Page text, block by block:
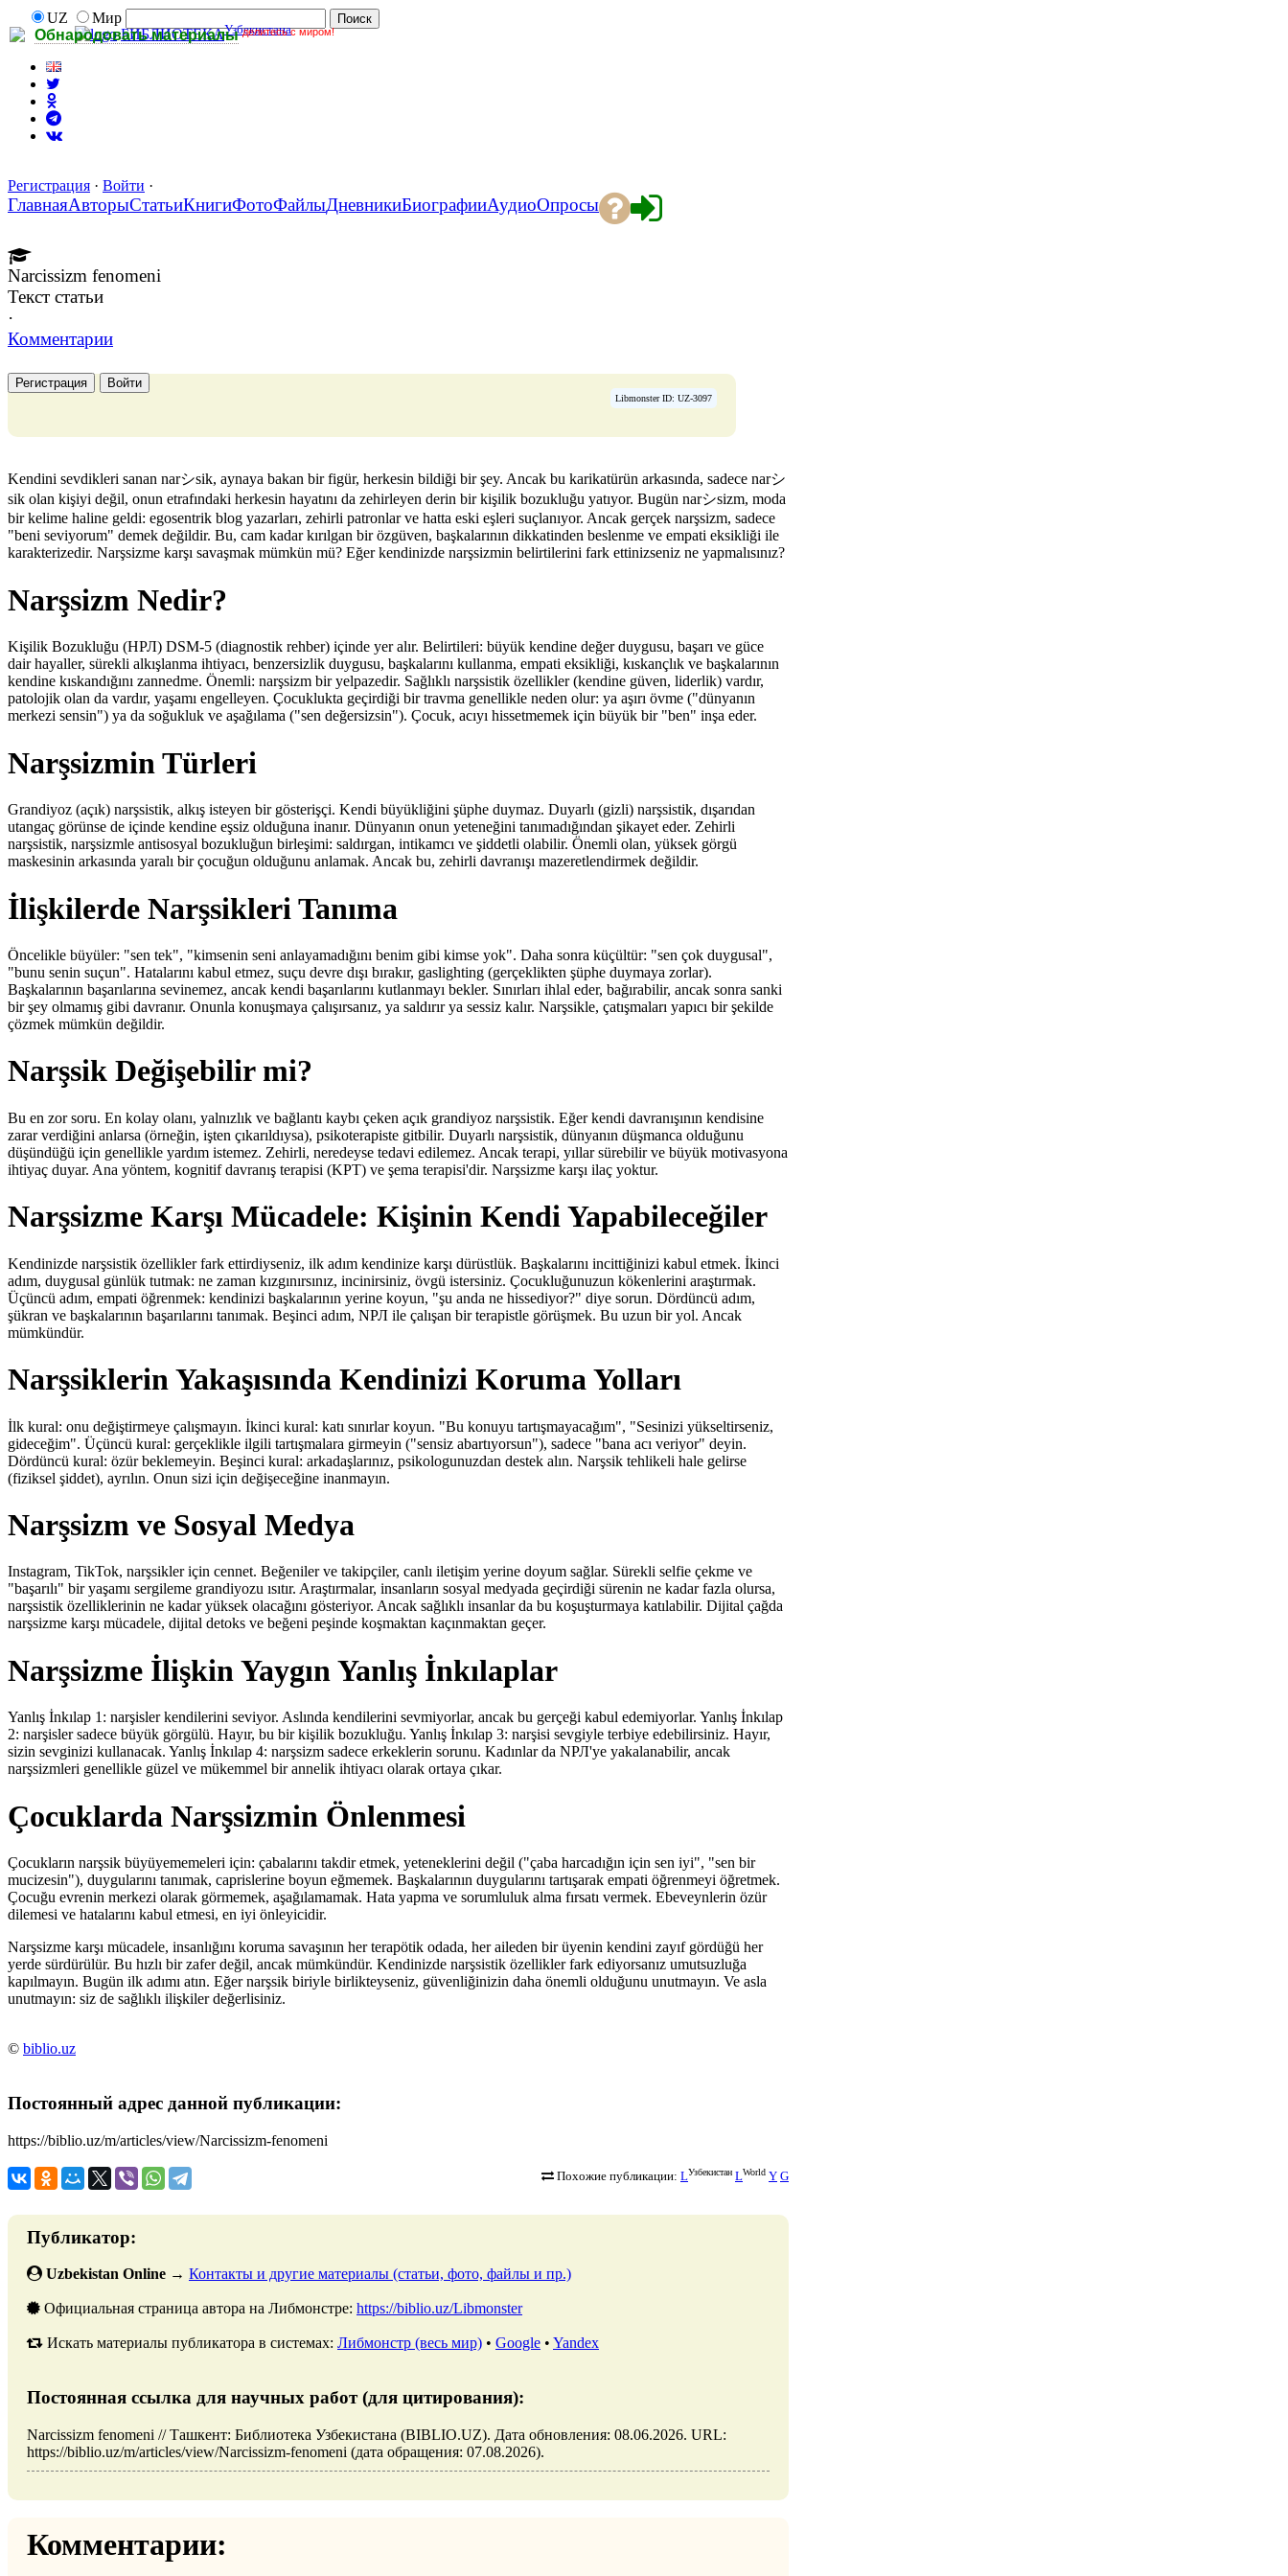
Обнародовать материалы делитесь с миром!
UZ
Мир
БИБЛИОТЕКАУзбекистана
Регистрация · Войти ·
ГлавнаяАвторыСтатьиКнигиФотоФайлыДневникиБиографииАудиоОпросы
Narcissizm fenomeni
Текст статьи
·
Комментарии
Регистрация Войти
Libmonster ID: UZ-3097
Kendini sevdikleri sanan narシsik, aynaya bakan bir figür, herkesin bildiği bir şey. Ancak bu karikatürün arkasında, sadece narシ
sik olan kişiyi değil, onun etrafındaki herkesin hayatını da zehirleyen derin bir kişilik bozukluğu yatıyor. Bugün narシsizm, modа
bir kelime haline geldi: egosentrik blog yazarları, zehirli patronlar ve hatta eski eşleri suçlanıyor. Ancak gerçek narşsizm, sadece
"beni seviyorum" demek değildir. Bu, cam kadar kırılgan bir özgüven, başkalarının dikkatinden beslenme ve empati eksikliği ile
karakterizedir. Narşsizme karşı savaşmak mümkün mü? Eğer kendinizde narşsizmin belirtilerini fark ettinizseniz ne yapmalısınız?
Narşsizm Nedir?
Kişilik Bozukluğu (НРЛ) DSM-5 (diagnostik rehber) içinde yer alır. Belirtileri: büyük kendine değer duygusu, başarı ve güce
dair hayaller, sürekli alkışlanma ihtiyacı, benzersizlik duygusu, başkalarını kullanma, empati eksikliği, kıskançlık ve başkalarının
kendine kıskandığını zannedme. Önemli: narşsizm bir yelpazedir. Sağlıklı narşsistik özellikler (kendine güven, liderlik) vardır,
patolojik olan da vardır, yaşamı engelleyen. Çocuklukta geçirdiği bir travma genellikle neden olur: ya aşırı övme ("dünyanın
merkezi sensin") ya da soğukluk ve aşağılama ("sen değersizsin"). Çocuk, acıyı hissetmemek için büyük bir "ben" inşa eder.
Narşsizmin Türleri
Grandiyoz (açık) narşsistik, alkış isteyen bir gösterişçi. Kendi büyükliğini şüphe duymaz. Duyarlı (gizli) narşsistik, dışarıdan
utangaç görünse de içinde kendine eşsiz olduğuna inanır. Dünyanın onun yeteneğini tanımadığından şikayet eder. Zehirli
narşsistik, narşsizmle antisosyal bozukluğun birleşimi: saldırgan, intikamcı ve şiddetli olabilir. Önemli olan, yüksek görgü
maskesinin arkasında yaralı bir çocuğun olduğunu anlamak. Ancak bu, zehirli davranışı mazeretlendirmek değildir.
İlişkilerde Narşsikleri Tanıma
Öncelikle büyüler: "sen tek", "kimsenin seni anlayamadığını benim gibi kimse yok". Daha sonra küçültür: "sen çok duygusal",
"bunu senin suçun". Hatalarını kabul etmez, suçu devre dışı bırakır, gaslighting (gerçeklikten şüphe duymaya zorlar).
Başkalarının başarılarına sevinemez, ancak kendi başarılarını kutlanmayı bekler. Sınırları ihlal eder, bağırabilir, ancak sonra sanki
bir şey olmamış gibi davranır. Onunla konuşmaya çalışırsanız, ya saldırır ya sessiz kalır. Narşsikle, çatışmaları yapıcı bir şekilde
çözmek mümkün değildir.
Narşsik Değişebilir mi?
Bu en zor soru. En kolay olanı, yalnızlık ve bağlantı kaybı çeken açık grandiyoz narşsistik. Eğer kendi davranışının kendisine
zarar verdiğini anlarsa (örneğin, işten çıkarıldıysa), psikoterapiste gitbilir. Duyarlı narşsistik, dünyanın düşmanca olduğunu
düşündüğü için genellikle yardım istemez. Zehirli, neredeyse tedavi edilemez. Ancak terapi, yıllar sürebilir ve büyük motivasyona
ihtiyaç duyar. Ana yöntem, kognitif davranış terapisi (KPT) ve şema terapisi'dir. Narşsizme karşı ilaç yoktur.
Narşsizme Karşı Mücadele: Kişinin Kendi Yapabileceğiler
Kendinizde narşsistik özellikler fark ettirdiyseniz, ilk adım kendinize karşı dürüstlük. Başkalarını incittiğinizi kabul etmek. İkinci
adım, duygusal günlük tutmak: ne zaman kızgınırsınız, incinirsiniz, övgü istersiniz. Çocukluğunuzun kökenlerini araştırmak.
Üçüncü adım, empati öğrenmek: kendinizi başkalarının yerine koyun, "şu anda ne hissediyor?" diye sorun. Dördüncü adım,
şükran ve başkalarının başarılarını tanımak. Beşinci adım, NРЛ ile çalışan bir terapistle görüşmek. Bu uzun bir yol. Ancak
mümkündür.
Narşsiklerin Yakaşısında Kendinizi Koruma Yolları
İlk kural: onu değiştirmeye çalışmayın. İkinci kural: katı sınırlar koyun. "Bu konuyu tartışmayacağım", "Sesinizi yükseltirseniz,
gideceğim". Üçüncü kural: gerçeklikle ilgili tartışmalara girmeyin ("sensiz abartıyorsun"), sadece "bana acı veriyor" deyin.
Dördüncü kural: özür beklemeyin. Beşinci kural: arkadaşlarınız, psikologunuzdan destek alın. Narşsik tehlikeli hale gelirse
(fiziksel şiddet), ayrılın. Onun sizi için değişeceğine inanmayın.
Narşsizm ve Sosyal Medya
Instagram, TikTok, narşsikler için cennet. Beğeniler ve takipçiler, canlı iletişim yerine doyum sağlar. Sürekli selfie çekme ve
"başarılı" bir yaşamı sergileme grandiyozu ısıtır. Araştırmalar, insanların sosyal medyada geçirdiği sürenin ne kadar fazla olursa,
narşsistik özelliklerinin ne kadar yüksek olacağını gösteriyor. Ancak sağlıklı insanlar da bu koşuşturmaya katılabilir. Dijital çağda
narşsizme karşı mücadele, dijital detoks ve beğeni peşinde koşmaktan kaçınmaktan geçer.
Narşsizme İlişkin Yaygın Yanlış İnkılaplar
Yanlış İnkılap 1: narşisler kendilerini seviyor. Aslında kendilerini sevmiyorlar, ancak bu gerçeği kabul edemiyorlar. Yanlış İnkılap
2: narşisler sadece büyük görgülü. Hayır, bu bir kişilik bozukluğu. Yanlış İnkılap 3: narşisi sevgiyle terbiye edebilirsiniz. Hayır,
sizin sevginizi kullanacak. Yanlış İnkılap 4: narşsizm sadece erkeklerin sorunu. Kadınlar da NРЛ'ye yakalanabilir, ancak
narşsizmleri genellikle güzel ve mükemmel bir annelik ihtiyacı olarak ortaya çıkar.
Çocuklarda Narşsizmin Önlenmesi
Çocukların narşsik büyüyememeleri için: çabalarını takdir etmek, yeteneklerini değil ("çaba harcadığın için sen iyi", "sen bir
mucizesin"), duygularını tanımak, caprislerine boyun eğmemek. Başkalarının duygularını tartışarak empati öğrenmeyi öğretmek.
Çocuğu evrenin merkezi olarak görmemek, aşağılamamak. Hata yapma ve sorumluluk alma fırsatı vermek. Ebeveynlerin özür
dilemesi ve hatalarını kabul etmesi, en iyi önleyicidir.
Narşsizme karşı mücadele, insanlığını koruma savaşının her terapötik odada, her aileden bir üyenin kendini zayıf gördüğü her
yerde sürdürülür. Bu hızlı bir zafer değil, ancak mümkündür. Kendinizde narşsistik özellikler fark ediyorsanız umutsuzluğa
kapılmayın. Bugün ilk adımı atın. Eğer narşsik biriyle birlikteyseniz, güvenliğinizin daha önemli olduğunu unutmayın. Ve asla
unutmayın: siz de sağlıklı ilişkiler değerlisiniz.
© biblio.uz
Постоянный адрес данной публикации:
https://biblio.uz/m/articles/view/Narcissizm-fenomeni
Похожие публикации: LУзбекистан LWorld Y G
Публикатор:
Uzbekistan Online → Контакты и другие материалы (статьи, фото, файлы и пр.)
Официальная страница автора на Либмонстре: https://biblio.uz/Libmonster
Искать материалы публикатора в системах: Либмонстр (весь мир) • Google • Yandex
Постоянная ссылка для научных работ (для цитирования):
Narcissizm fenomeni // Ташкент: Библиотека Узбекистана (BIBLIO.UZ). Дата обновления: 08.06.2026. URL:
https://biblio.uz/m/articles/view/Narcissizm-fenomeni (дата обращения: 07.08.2026).
Комментарии: